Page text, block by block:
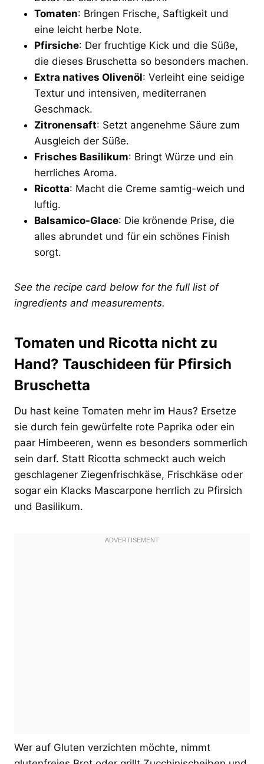
Tomaten: Bringen Frische, Saftigkeit und
eine leicht herbe Note.
Pfirsiche: Der fruchtige Kick und die Süße,
die dieses Bruschetta so besonders machen.
Extra natives Olivenöl: Verleiht eine seidige
Textur und intensiven, mediterranen
Geschmack.
Zitronensaft: Setzt angenehme Säure zum
Ausgleich der Süße.
Frisches Basilikum: Bringt Würze und ein
herrliches Aroma.
Ricotta: Macht die Creme samtig-weich und
luftig.
Balsamico-Glace: Die krönende Prise, die
alles abrundet und für ein schönes Finish
sorgt.
See the recipe card below for the full list of
ingredients and measurements.
Tomaten und Ricotta nicht zu
Hand? Tauschideen für Pfirsich
Bruschetta
Du hast keine Tomaten mehr im Haus? Ersetze
sie durch fein gewürfelte rote Paprika oder ein
paar Himbeeren, wenn es besonders sommerlich
sein darf. Statt Ricotta schmeckt auch weich
geschlagener Ziegenfrischkäse, Frischkäse oder
sogar ein Klacks Mascarpone herrlich zu Pfirsich
und Basilikum.
Wer auf Gluten verzichten möchte, nimmt